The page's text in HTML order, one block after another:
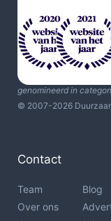
genomineerd in
© 2007-2026
Contact
Team
Over ons
Blog